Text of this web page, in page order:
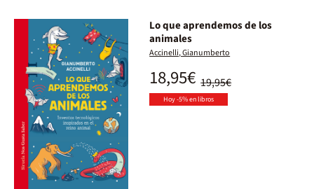
Lo que aprendemos de los
animales
Accinelli, Gianumberto
19,95€
18,95€
Hoy -5% en libros